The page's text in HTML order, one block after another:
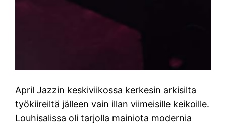
April Jazzin keskiviikossa kerkesin arkisilta
työkiireiltä jälleen vain illan viimeisille keikoille.
Louhisalissa oli tarjolla mainiota modernia